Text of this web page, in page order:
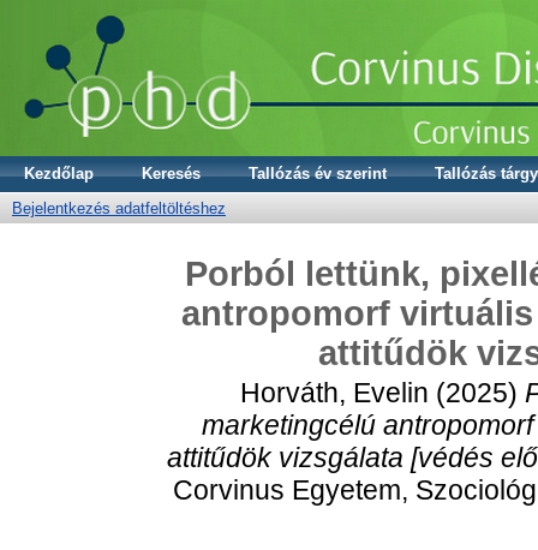
Kezdőlap Keresés Tallózás év szerint
Tallózás
Bejelentkezés adatfeltöltéshez
Porból lettünk,
antropomorf
attitűdök
Horváth, Evelin (2025)
marketingcélú
attitűdök vizsgálata [védés
Corvinus Egyetem,